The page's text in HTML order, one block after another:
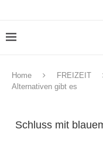
Home FREIZEIT
Alternativen gibt es
Schluss mit